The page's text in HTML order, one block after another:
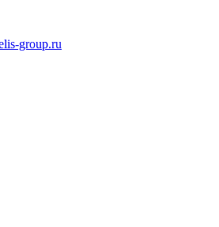
group.ru